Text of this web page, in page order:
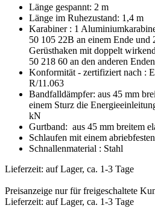
Länge gespannt: 2 m
Länge im Ruhezustand: 1,4 m
Karabiner : 1
50 105 22B an einem Ende
Gerüsthaken mit doppelt
50 218 60 an den anderen Enden
Konformität - zertifiziert nach :
R/11.063
Bandfalldämpfer: aus 45 mm
einem Sturz die
kN
Gurtband: aus 45 mm breitem
Schlaufen mit einem
Schnallenmaterial : Stahl
Lieferzeit: auf Lager, ca. 1-3 Tage
Preisanzeige nur für freigeschaltete
Lieferzeit: auf Lager, ca. 1-3 Tage